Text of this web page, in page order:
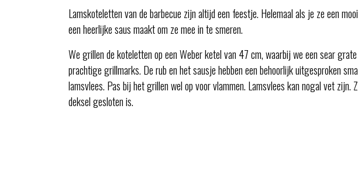
Lamskoteletten van de barbecue zijn altijd een feestje. Helemaal als je ze een
een heerlijke saus maakt om ze mee in te smeren.
We grillen de koteletten op een Weber ketel van 47 cm, waarbij we een sear
prachtige grillmarks. De rub en het sausje hebben een behoorlijk uitgesproken
lamsvlees. Pas bij het grillen wel op voor vlammen. Lamsvlees kan nogal vet zijn.
deksel gesloten is.